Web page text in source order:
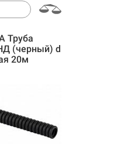
Труба
(черный) d
20м